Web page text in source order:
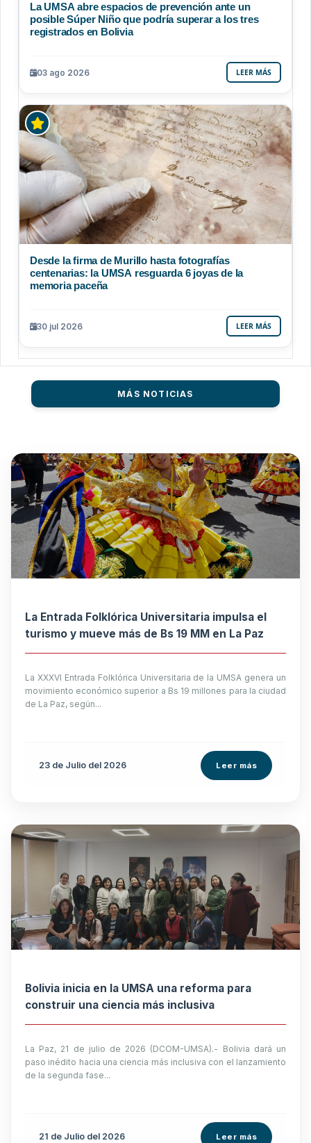
La UMSA abre espacios de prevención ante un
posible Súper Niño que podría superar a los tres
registrados en Bolivia
03 ago 2026 LEER MÁS
Desde la firma de Murillo hasta fotografías
centenarias: la UMSA resguarda 6 joyas de la
memoria paceña
30 jul 2026 LEER MÁS
MÁS NOTICIAS
La Entrada Folklórica Universitaria impulsa el
turismo y mueve más de Bs 19 MM en La Paz
La XXXVI Entrada Folklórica Universitaria de la UMSA genera un
movimiento económico superior a Bs 19 millones para la ciudad
de La Paz, según...
23 de Julio del 2026 Leer más
Bolivia inicia en la UMSA una reforma para
construir una ciencia más inclusiva
La Paz, 21 de julio de 2026 (DCOM-UMSA).- Bolivia dará un
paso inédito hacia una ciencia más inclusiva con el lanzamiento
de la segunda fase...
21 de Julio del 2026 Leer más